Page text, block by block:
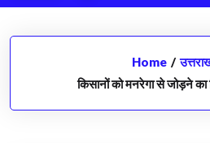
Home /
किसानों को मनरेगा से जोड़ने का